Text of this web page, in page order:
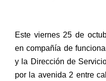
Este viernes 25 de
en compañía de
y la Dirección de
por la avenida 2 entre